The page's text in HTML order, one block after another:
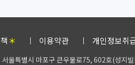
＊ 이용약관 개인정보취
서울특별시 마포구 큰우물로75, 602호(성지